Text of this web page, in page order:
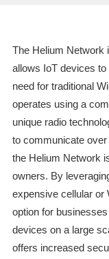
The Helium Network
allows IoT devices
need for traditional
operates using a
unique radio
to communicate
the Helium Network
owners. By
expensive cellular or
option for
devices on a large
offers increased